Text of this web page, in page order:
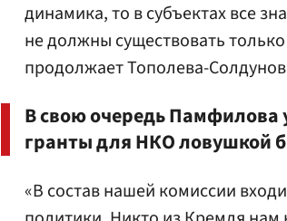
динамика, то в субъектах все
не должны существовать
продолжает Тополева-
В свою очередь Памфилова
гранты для НКО ловушкой
«В состав нашей комиссии